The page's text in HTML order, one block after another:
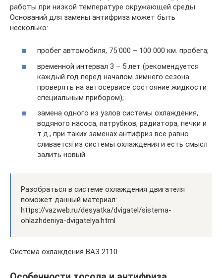
работы при низкой температуре окружающей среды.
Оснований для замены антифриза может быть
несколько:
пробег автомобиля, 75 000 – 100 000 км. пробега;
временной интервал 3 – 5 лет (рекомендуется
каждый год перед началом зимнего сезона
проверять на автосервисе состояние жидкости
специальным прибором);
замена одного из узлов системы охлаждения,
водяного насоса, патрубков, радиатора, печки и
т.д., при таких заменах антифриз все равно
сливается из системы охлаждения и есть смысл
залить новый.
Разобраться в системе охлаждения двигателя
поможет данный материал:
https://vazweb.ru/desyatka/dvigatel/sistema-
ohlazhdeniya-dvigatelya.html
Система охлаждения ВАЗ 2110